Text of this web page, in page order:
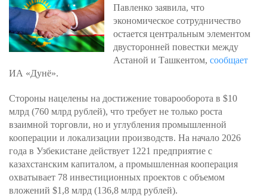
Павленко заявила, что
экономическое сотрудничество
остается центральным элементом
двусторонней повестки между
Астаной и Ташкентом, сообщает
ИА «Дунё».
Стороны нацелены на достижение товарооборота в $10
млрд (760 млрд рублей), что требует не только роста
взаимной торговли, но и углубления промышленной
кооперации и локализации производств. На начало 2026
года в Узбекистане действует 1221 предприятие с
казахстанским капиталом, а промышленная кооперация
охватывает 78 инвестиционных проектов с объемом
вложений $1,8 млрд (136,8 млрд рублей).